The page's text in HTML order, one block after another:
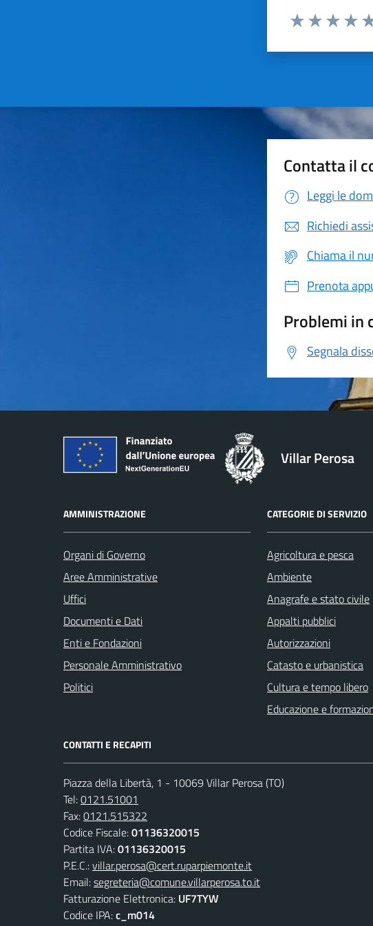
Valuta da 1 a 5 stelle
Contatta il
Leggi le
Richiedi
Chiama il
Prenota
Problemi in
Segnala
Villar Perosa
AMMINISTRAZIONE
Organi di Governo
Aree Amministrative
Uffici
Documenti e Dati
Enti e Fondazioni
Personale Amministrativo
Politici
CATEGORIE DI SERVIZIO
Agricoltura e pesca
Ambiente
Anagrafe e stato civile
Appalti pubblici
Autorizzazioni
Catasto e urbanistica
Cultura e tempo libero
Educazione e
CONTATTI E RECAPITI
Piazza della Libertà, 1 - 10069 Villar Perosa (TO)
Tel:0121.51001
Fax:0121.515322
Codice Fiscale:01136320015
Partita IVA:01136320015
P.E.C.:villar.perosa@cert.ruparpiemonte.it
Email:segreteria@comune.villarperosa.to.it
Fatturazione Elettronica: UF7TYW
Codice IPA:c_m014